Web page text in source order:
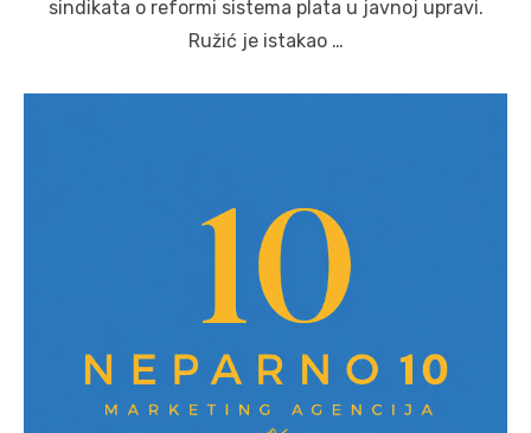
sindikata o reformi sistema plata u javnoj upravi.
Ružić je istakao …